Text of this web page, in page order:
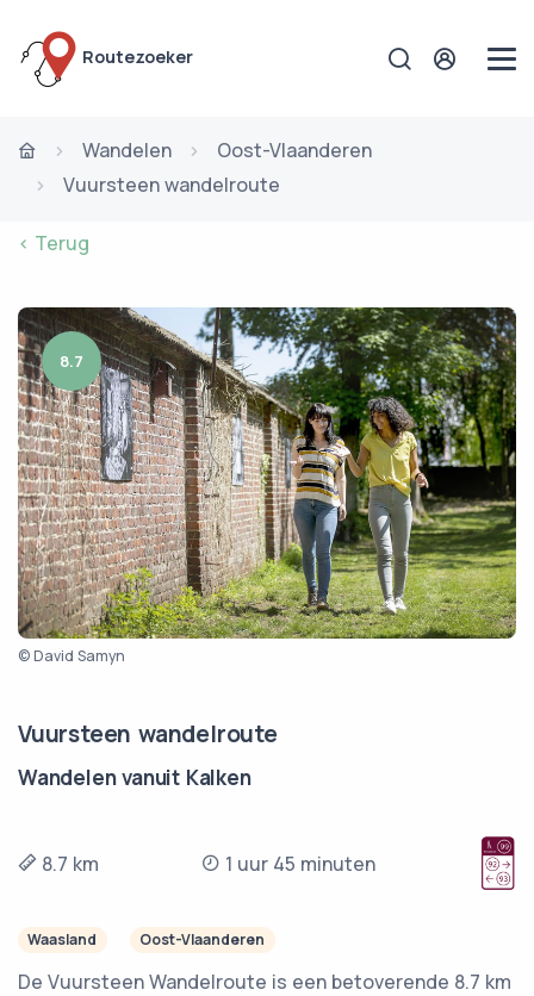
Routezoeker
Wandelen
Oost-Vlaanderen
Vuursteen wandelroute
< Terug
8.7
© David Samyn
Vuursteen wandelroute
Wandelen vanuit Kalken
8.7 km 1 uur 45 minuten
Waasland Oost-Vlaanderen
De Vuursteen Wandelroute is een betoverende 8.7 km